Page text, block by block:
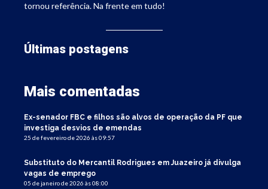
tornou referência. Na frente em tudo!
Últimas postagens
Mais comentadas
Ex-senador FBC e filhos são alvos de operação da PF que
investiga desvios de emendas
25 de fevereiro de 2026 às 09:57
Substituto do Mercantil Rodrigues em Juazeiro já divulga
vagas de emprego
05 de janeiro de 2026 às 08:00